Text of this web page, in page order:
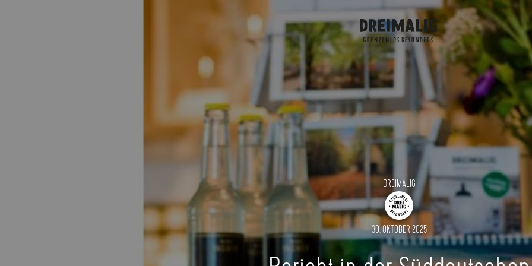
Dreimalig
DREIMALIG
30. OKTOBER 2025